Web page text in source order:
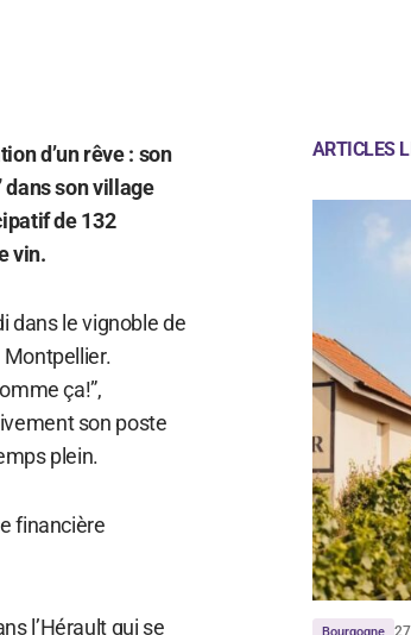
d’un rêve : son
dans son village
de 132
vin.
dans le vignoble de
Montpellier.
ça!”,
son poste
plein.
financière
l’Hérault qui se
ARTICLES